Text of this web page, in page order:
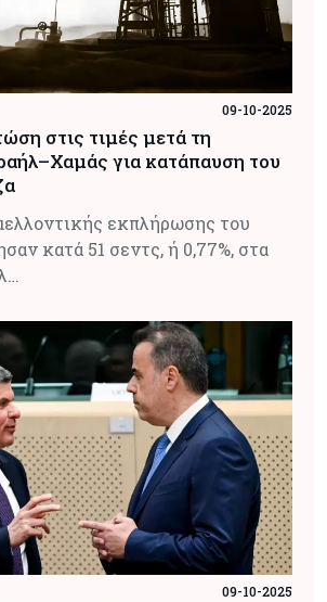
09-10-2025
στις τιμές μετά τη
για κατάπαυση του
εκπλήρωσης του
κατά 51 σεντς, ή 0,77%, στα
09-10-2025